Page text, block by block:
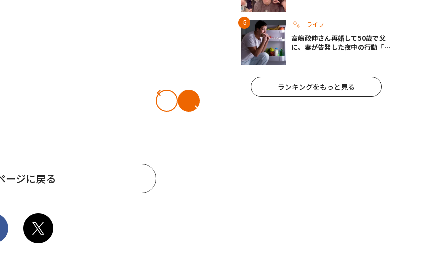
ージに戻る
ライフ
高嶋政伸さん再婚して50歳で父
に。妻が告発した夜中の行動「こ
ランキングをもっと見る